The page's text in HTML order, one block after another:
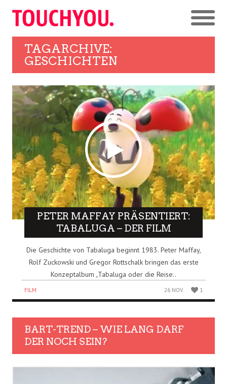
TAGARCHIVE:
GESCHICHTEN
PETER MAFFAY PRÄSENTIERT:
TABALUGA – DER FILM
Die Geschichte von Tabaluga beginnt 1983. Peter Maffay,
Rolf Zuckowski und Gregor Rottschalk bringen das erste
Konzeptalbum „Tabaluga oder die Reise..
FILM 26 NOV. 1
BART-TREND – WIE LANG DARF
DER NOCH SEIN?